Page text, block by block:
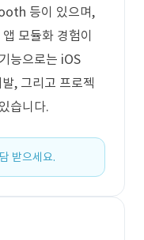
등이 있으며,
모듈화 경험이
능으로는 iOS
, 그리고 프로젝
습니다.
받으세요.